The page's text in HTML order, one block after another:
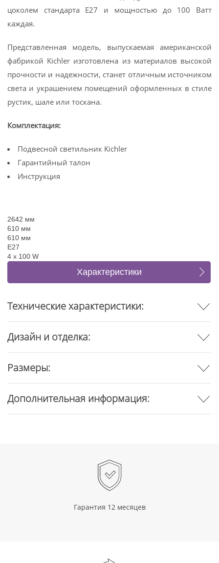
цоколем стандарта E27 и мощностью до 100 Ватт
каждая.
Представленная модель, выпускаемая американской
фабрикой Kichler изготовлена из материалов высокой
прочности и надежности, станет отличным источником
света и украшением помещений оформленных в стиле
рустик, шале или тоскана.
Комплектация:
Подвесной светильник Kichler
Гарантийный талон
Инструкция
2642 мм
610 мм
610 мм
E27
4 x 100 W
Характеристики
Отзывы
Технические характеристики:
Дизайн и отделка:
Размеры:
Дополнительная информация:
Гарантия 12 месяцев